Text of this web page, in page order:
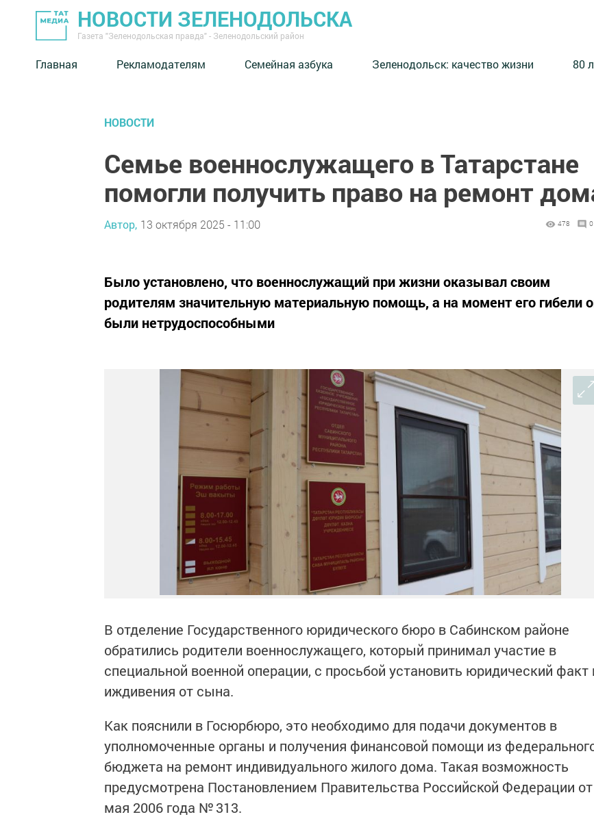
НОВОСТИ ЗЕЛЕНОДОЛЬСКА
Газета "Зеленодольская правда" - Зеленодольский район
Главная Рекламодателям Семейная азбука ⁠Зеленодольск: качество жизни 80
НОВОСТИ
Семье военнослужащего в Татарстане
помогли получить право на ремонт
Автор, 13 октября 2025 - 11:00 478 0
Было установлено, что военнослужащий при жизни оказывал своим
родителям значительную материальную помощь, а на момент его гибели
были нетрудоспособными
В отделение Государственного юридического бюро в Сабинском районе
обратились родители военнослужащего, который принимал участие в
специальной военной операции, с просьбой установить юридический факт
иждивения от сына.
Как пояснили в Госюрбюро, это необходимо для подачи документов в
уполномоченные органы и получения финансовой помощи из
бюджета на ремонт индивидуального жилого дома. Такая возможность
предусмотрена Постановлением Правительства Российской Федерации
мая 2006 года № 313.